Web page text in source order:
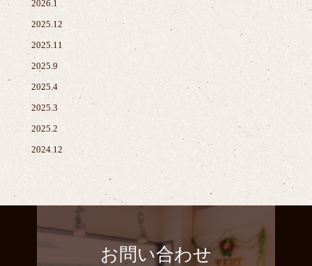
2026.1
2025.12
2025.11
2025.9
2025.4
2025.3
2025.2
2024.12
お問い合わせ